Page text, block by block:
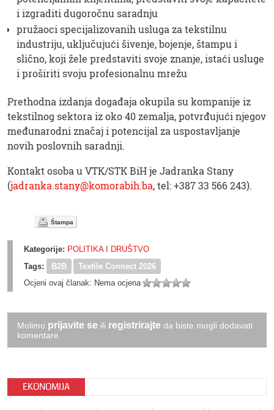
i izgraditi dugoročnu saradnju
pružaoci specijalizovanih usluga za tekstilnu
industriju, uključujući šivenje, bojenje, štampu i
slično, koji žele predstaviti svoje znanje, istaći usluge
i proširiti svoju profesionalnu mrežu
Prethodna izdanja događaja okupila su kompanije iz
tekstilnog sektora iz oko 40 zemalja, potvrđujući njegov
međunarodni značaj i potencijal za uspostavljanje
novih poslovnih saradnji.
Kontakt osoba u VTK/STK BiH je Jadranka Stany
(jadranka.stany@komorabih.ba, tel: +387 33 566 243).
Štampa
Kategorije: POLITIKA I DRUŠTVO
Tags:
B2B
Textile Connect 2026
Ocjeni ovaj članak: Nema ocjena
Molimo prijavite se ili registrirajte da biste mogli dodavati
komentare.
EKONOMIJA